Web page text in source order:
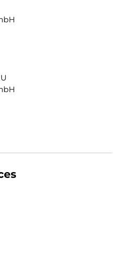
vor alltäglichen Stößen
es das Design deines
durchsichtige Cover zum
indem du sie durch die Öse des
Smartphone deinen
hast es schnell zur Hand.